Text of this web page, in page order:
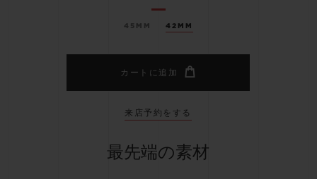
45MM 42MM
カートに追加
来店予約をする
最先端の素材